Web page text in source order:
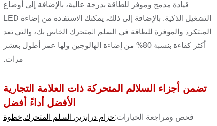
قيادة مدمج وموفر للطاقة بدرجة عالية، بالإضافة إلى أوضاع
التشغيل الذكية. بالإضافة إلى ذلك، يمكنك الاستفادة من إضاءة LED
المبتكرة والموفرة للطاقة في السلم المتحرك الخاص بك، والتي تعد
أكثر كفاءة بنسبة 80% من إضاءة الهالوجين ولها عمر أطول بعشر
مرات.
تضمن أجزاء السلالم المتحركة ذات العلامة التجارية
الأفضل أداءً أفضل
فحص ومراجعة الخيارات:حزام درابزين السلم المتحرك,خطوة